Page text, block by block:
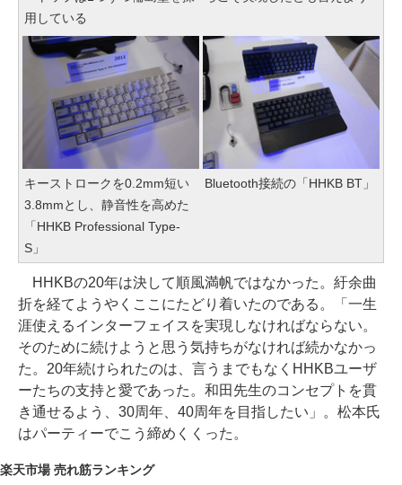
用している
キーストロークを0.2mm短い
3.8mmとし、静音性を高めた
「HHKB Professional Type-
S」
Bluetooth接続の「HHKB BT」
HHKBの20年は決して順風満帆ではなかった。紆余曲
折を経てようやくここにたどり着いたのである。「一生
涯使えるインターフェイスを実現しなければならない。
そのために続けようと思う気持ちがなければ続かなかっ
た。20年続けられたのは、言うまでもなくHHKBユーザ
ーたちの支持と愛であった。和田先生のコンセプトを貫
き通せるよう、30周年、40周年を目指したい」。松本氏
はパーティーでこう締めくくった。
楽天市場 売れ筋ランキング